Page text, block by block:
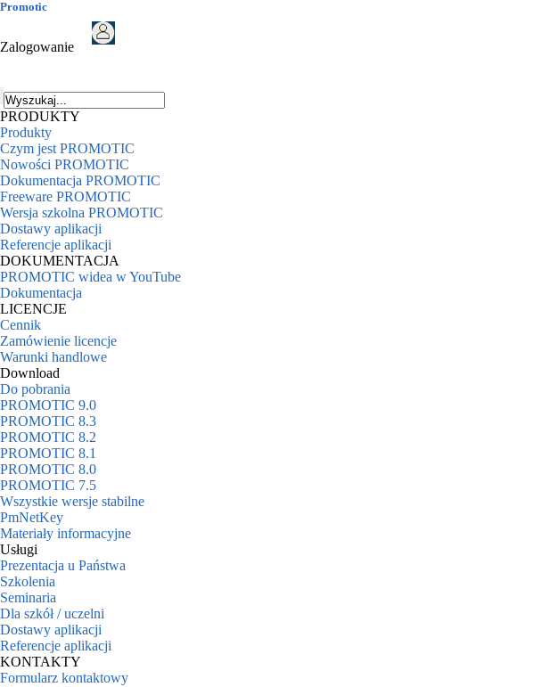
Promotic
Zalogowanie
PRODUKTY
Produkty
Czym jest PROMOTIC
Nowości PROMOTIC
Dokumentacja PROMOTIC
Freeware PROMOTIC
Wersja szkolna PROMOTIC
Dostawy aplikacji
Referencje aplikacji
DOKUMENTACJA
PROMOTIC widea w YouTube
Dokumentacja
LICENCJE
Cennik
Zamówienie licencje
Warunki handlowe
Download
Do pobrania
PROMOTIC 9.0
PROMOTIC 8.3
PROMOTIC 8.2
PROMOTIC 8.1
PROMOTIC 8.0
PROMOTIC 7.5
Wszystkie wersje stabilne
PmNetKey
Materiały informacyjne
Usługi
Prezentacja u Państwa
Szkolenia
Seminaria
Dla szkół / uczelni
Dostawy aplikacji
Referencje aplikacji
KONTAKTY
Formularz kontaktowy